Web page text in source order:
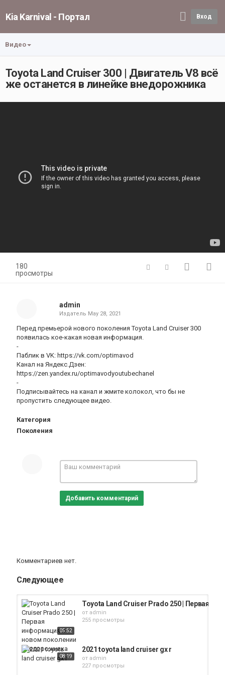
Kia Karnival - Портал Вход
Видео
Toyota Land Cruiser 300 | Двигатель V8 всё
же останется в линейке внедорожника
180
просмотры
admin
Издатель May 28, 2021
Перед премьерой нового поколения Toyota Land Cruiser 300
появилась кое-какая новая информация.
-
Паблик в VK: https://vk.com/optimavod
Канал на Яндекс.Дзен:
https://zen.yandex.ru/optimavodyoutubechanel
-
Подписывайтесь на канал и жмите колокол, что бы не
пропустить следующее видео.
Категория
Поколения
Добавить комментарий
Комментариев нет.
Следующее
05:52
Toyota Land Cruiser Prado 250 | Первая
от admin
255 просмотры
08:19
2021 toyota land cruiser gx r
от admin
227 просмотры